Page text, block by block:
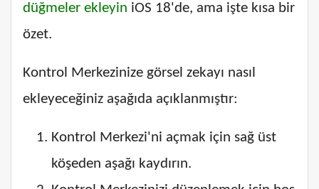
düğmeler ekleyin iOS 18'de, ama işte kısa bir
özet.
Kontrol Merkezinize görsel zekayı nasıl
ekleyeceğiniz aşağıda açıklanmıştır:
Kontrol Merkezi'ni açmak için sağ üst
köşeden aşağı kaydırın.